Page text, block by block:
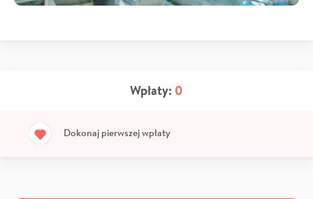
Wpłaty: 0
Dokonaj pierwszej wpłaty